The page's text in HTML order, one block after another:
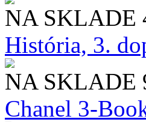
NA SKLADE
História, 3.
NA SKLADE
Chanel 3-